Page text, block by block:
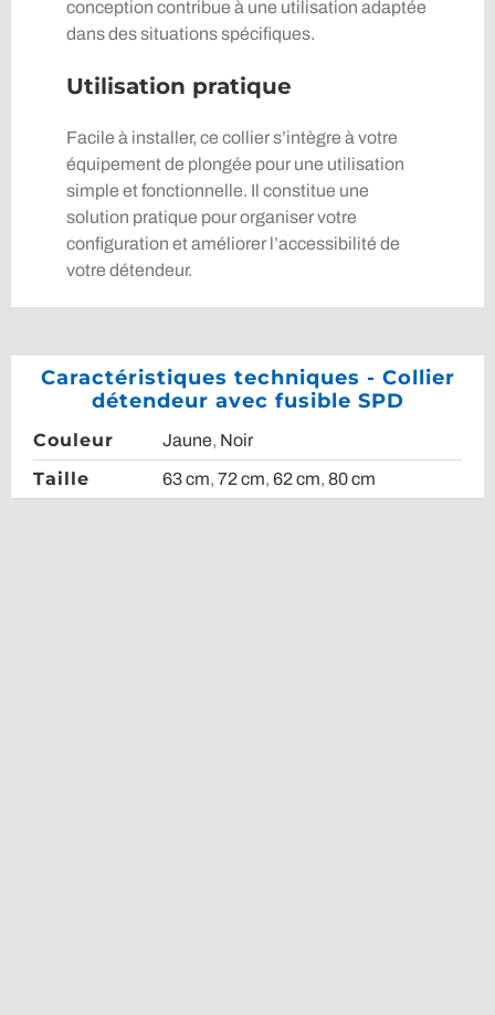
conception contribue à une utilisation adaptée
dans des situations spécifiques.
Utilisation pratique
Facile à installer, ce collier s’intègre à votre
équipement de plongée pour une utilisation
simple et fonctionnelle. Il constitue une
solution pratique pour organiser votre
configuration et améliorer l’accessibilité de
votre détendeur.
Caractéristiques techniques - Collier
détendeur avec fusible SPD
Couleur Jaune, Noir
Taille 63 cm, 72 cm, 62 cm, 80 cm